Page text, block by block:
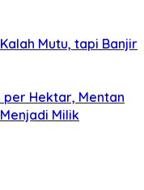
Mutu, tapi Banjir
per Hektar, Mentan
Milik